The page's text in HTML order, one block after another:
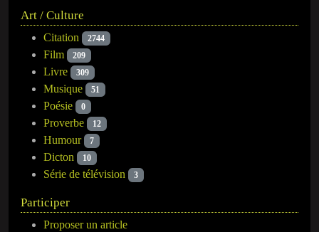
Art / Culture
Citation 2744
Film 209
Livre 309
Musique 51
Poésie 0
Proverbe 12
Humour 7
Dicton 10
Série de télévision 3
Participer
Proposer un article